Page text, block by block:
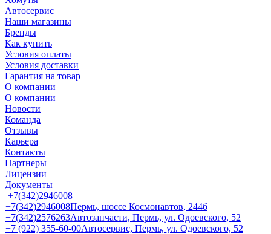
Автосервис
Наши магазины
Бренды
Как купить
Условия оплаты
Условия доставки
Гарантия на товар
О компании
О компании
Новости
Команда
Отзывы
Карьера
Контакты
Партнеры
Лицензии
Документы
+7(342)2946008
+7(342)2946008Пермь, шоссе Космонавтов, 244б
+7(342)2576263Автозапчасти, Пермь, ул. Одоевского, 52
+7 (922) 355-60-00Автосервис, Пермь, ул. Одоевского, 52